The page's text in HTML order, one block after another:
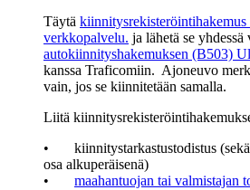
Täytä
verkkopalvelu. ja lähetä se yhdessä
autokiinnityshakemuksen (B503)
kanssa Traficomiin. Ajoneuvo
vain, jos se kiinnitetään samalla.
Liitä
• kiinnitystarkastustodistus (sekä
osa alkuperäisenä)
• maahantuojan tai valmistajan